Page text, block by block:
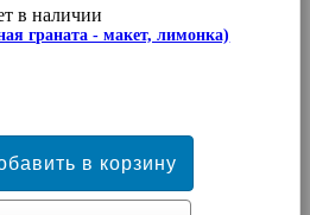
в наличии
граната - макет, лимонка)